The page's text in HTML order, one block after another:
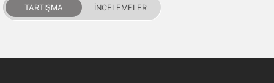
TARTIŞMA İNCELEMELER